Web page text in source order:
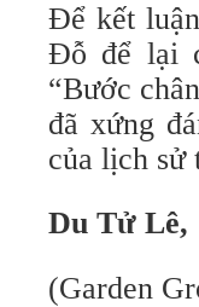
Để kết
Đỗ để lại
“Bước
đã xứng
của lịch sử
Du Tử Lê,
(Garden